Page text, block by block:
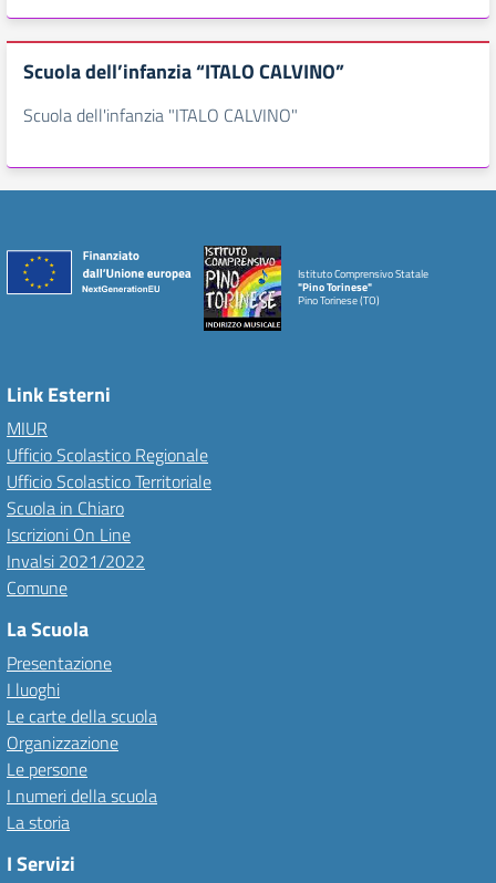
Scuola dell’infanzia “ITALO CALVINO”
Scuola dell'infanzia "ITALO CALVINO"
Istituto Comprensivo Statale
"Pino Torinese"
Pino Torinese (TO)
Link Esterni
MIUR
Ufficio Scolastico Regionale
Ufficio Scolastico Territoriale
Scuola in Chiaro
Iscrizioni On Line
Invalsi 2021/2022
Comune
La Scuola
Presentazione
I luoghi
Le carte della scuola
Organizzazione
Le persone
I numeri della scuola
La storia
I Servizi